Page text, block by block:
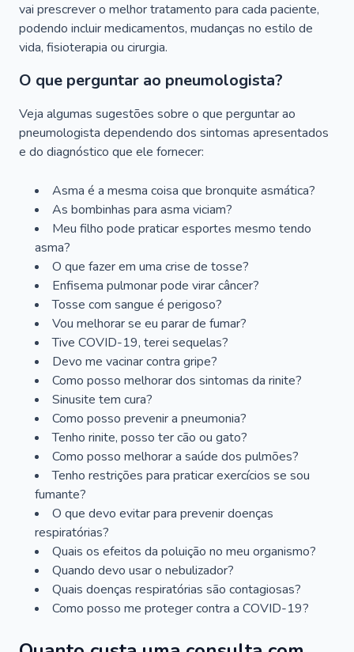
vai prescrever o melhor tratamento para cada paciente,
podendo incluir medicamentos, mudanças no estilo de
vida, fisioterapia ou cirurgia.
O que perguntar ao pneumologista?
Veja algumas sugestões sobre o que perguntar ao
pneumologista dependendo dos sintomas apresentados
e do diagnóstico que ele fornecer:
Asma é a mesma coisa que bronquite asmática?
As bombinhas para asma viciam?
Meu filho pode praticar esportes mesmo tendo
asma?
O que fazer em uma crise de tosse?
Enfisema pulmonar pode virar câncer?
Tosse com sangue é perigoso?
Vou melhorar se eu parar de fumar?
Tive COVID-19, terei sequelas?
Devo me vacinar contra gripe?
Como posso melhorar dos sintomas da rinite?
Sinusite tem cura?
Como posso prevenir a pneumonia?
Tenho rinite, posso ter cão ou gato?
Como posso melhorar a saúde dos pulmões?
Tenho restrições para praticar exercícios se sou
fumante?
O que devo evitar para prevenir doenças
respiratórias?
Quais os efeitos da poluição no meu organismo?
Quando devo usar o nebulizador?
Quais doenças respiratórias são contagiosas?
Como posso me proteger contra a COVID-19?